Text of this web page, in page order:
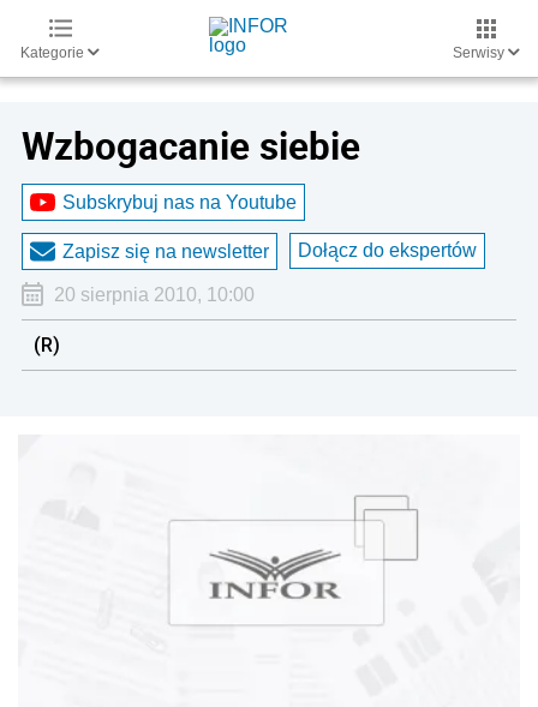
Kategorie Serwisy
Wzbogacanie siebie
Subskrybuj nas na Youtube
Zapisz się na newsletter Dołącz do ekspertów
20 sierpnia 2010, 10:00
(R)